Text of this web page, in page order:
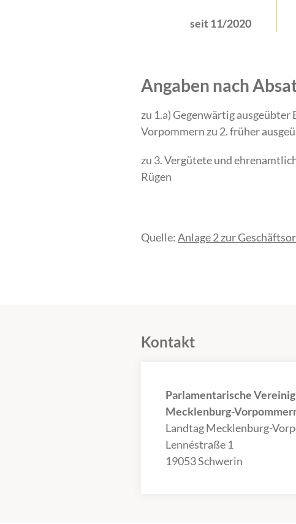
seit 11/2020
Angaben nach
zu 1.a) Gegenwärtig
Vorpommern zu 2. früher
zu 3. Vergütete und
Rügen
Quelle:Anlage 2 zur
Kontakt
Parlamentarische
Mecklenburg-
Landtag Mecklenburg-
Lennéstraße 1
19053 Schwerin